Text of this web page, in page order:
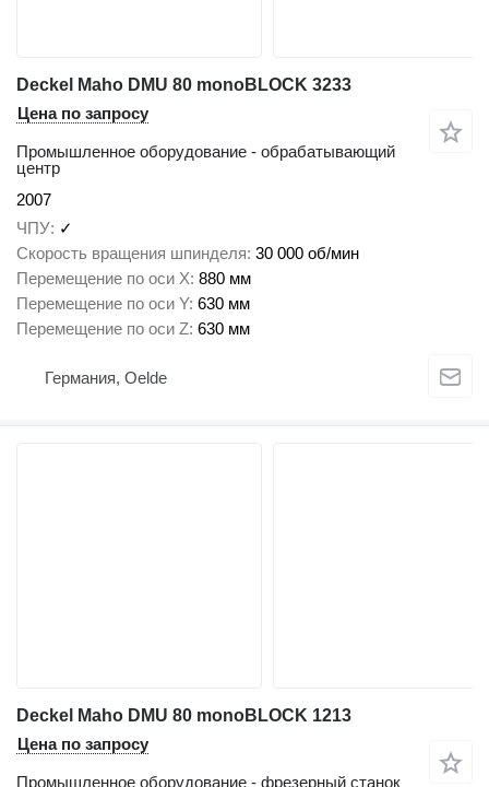
Deckel Maho DMU 80 monoBLOCK 3233
Цена по запросу
Промышленное оборудование - обрабатывающий
центр
2007
ЧПУ ✓
Скорость вращения шпинделя 30 000 об/мин
Перемещение по оси X 880 мм
Перемещение по оси Y 630 мм
Перемещение по оси Z 630 мм
Германия, Oelde
Deckel Maho DMU 80 monoBLOCK 1213
Цена по запросу
Промышленное оборудование - фрезерный станок